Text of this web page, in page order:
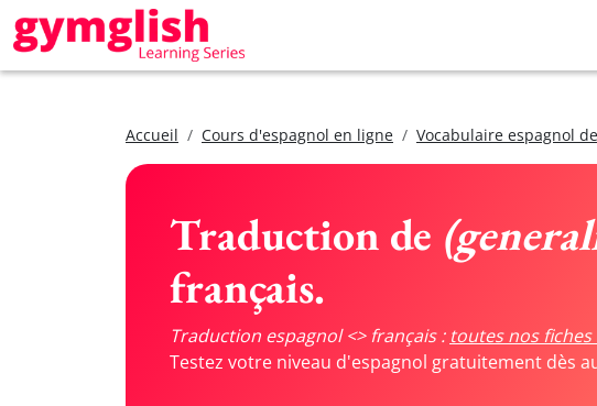
Accueil Cours d'espagnol en ligne Vocabulaire espagnol
Traduction de
français.
Traduction espagnol <> français : toutes nos
Testez votre niveau d'espagnol gratuitement dès